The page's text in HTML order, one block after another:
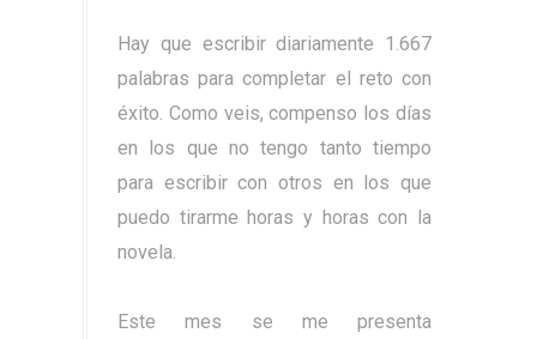
Hay que escribir diariamente 1.667
palabras para completar el reto con
éxito. Como veis, compenso los días
en los que no tengo tanto tiempo
para escribir con otros en los que
puedo tirarme horas y horas con la
novela.
Este mes se me presenta